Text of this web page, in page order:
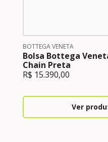
BOTTEGA VENETA
Bolsa Bottega
Chain Preta
R$ 15.390,00
Ver